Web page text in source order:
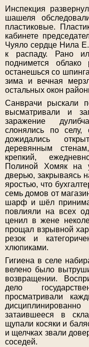
Инспекция
шашеля
пластиковые.
кабинете
Чуяло сердце Нила
к распаду. Рано
поднимется
останешься со
зима и вечная
остальных окон
Санврачи рыскали
высматривали и
заражение
слонялись по селу,
дожидались
деревянным
крепкий,
Полиной Хомяк на
дверью, закрываясь
яростью, что
семь домов от
шарф и шёл
повлияли на всех
ценил в жене
прощал взрывной
резок и
хлюпиками.
Гигиена в селе
велено было
возвращении.
дело
просматривали
затаившееся в
щупали косяки и
и щелчках звали
соседей.